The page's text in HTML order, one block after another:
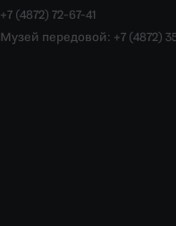
+7 (4872) 72-67-41
Музей передовой: +7 (4872)